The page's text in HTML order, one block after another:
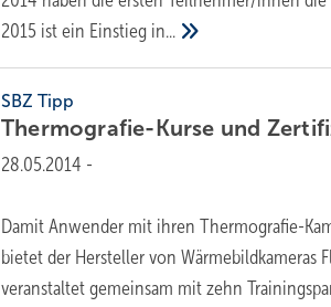
2015 ist ein Einstieg in...
SBZ Tipp
Thermografie-Kurse und
28.05.2014 -
Damit Anwender mit ihren Thermografie-
bietet der Hersteller von Wärmebildkameras
veranstaltet gemeinsam mit zehn